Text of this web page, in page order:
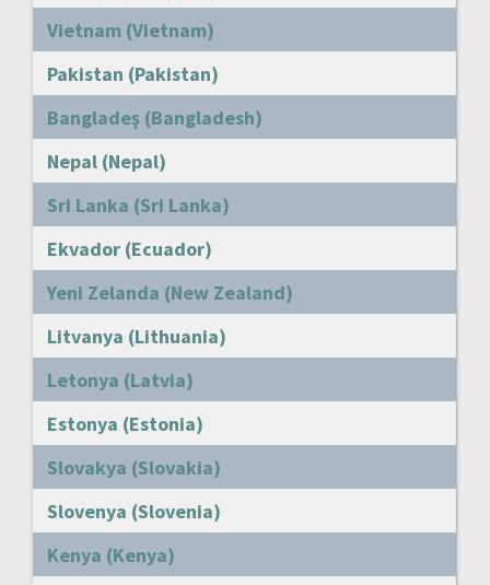
Vietnam (Vietnam)
Pakistan (Pakistan)
Bangladeş (Bangladesh)
Nepal (Nepal)
Sri Lanka (Sri Lanka)
Ekvador (Ecuador)
Yeni Zelanda (New Zealand)
Litvanya (Lithuania)
Letonya (Latvia)
Estonya (Estonia)
Slovakya (Slovakia)
Slovenya (Slovenia)
Kenya (Kenya)